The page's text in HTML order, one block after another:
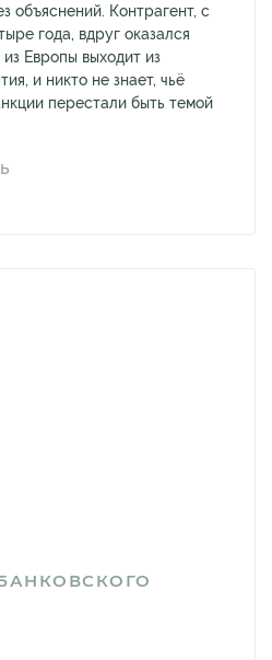
объяснений. Контрагент, с
года, вдруг оказался
Европы выходит из
и никто не знает, чьё
перестали быть темой